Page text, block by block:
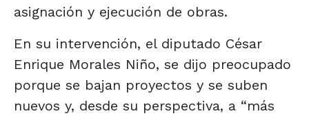
asignación y ejecución de obras.
En su intervención, el diputado César
Enrique Morales Niño, se dijo preocupado
porque se bajan proyectos y se suben
nuevos y, desde su perspectiva, a “más